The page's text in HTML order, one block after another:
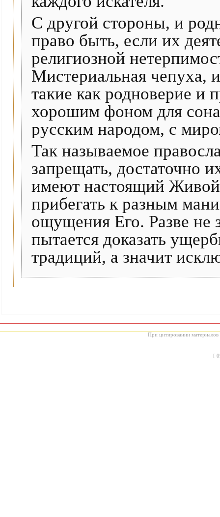
С другой стороны, и
право быть, если их
религиозной
Мистериальная чепуха,
такие как родноверие и
хорошим фоном для
русским народом, с
Так называемое
запрещать, достаточно
имеют настоящий
прибегать к разным
ощущения Его. Разве не
пытается доказать
традиций, а значит
При цитировании материалов
[